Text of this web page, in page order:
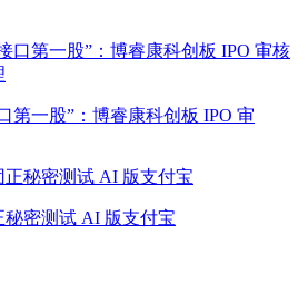
第一股”：博睿康科创板 IPO 审
密测试 AI 版支付宝